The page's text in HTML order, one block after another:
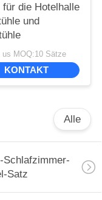
für die Hotelhalle
und
us MOQ:10 Sätze
KONTAKT
Alle
Schlafzimmer-
Satz